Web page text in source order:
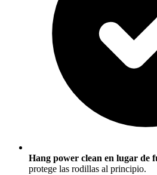
Hang power clean en lugar de
protege las rodillas al principio.